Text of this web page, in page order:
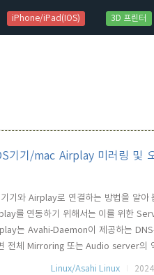
iPhone/iPad(IOS) 3D 프린터
기기/mac Airplay 미러링 및
기와 Airplay로 연결하는 방법을 알아
를 연동하기 위해서는 이를 위한
는 Avahi-Daemon이 제공하는
체 Mirroring 또는 Audio server의 역
이 기본적으로 활성화되어 동작하기
Linux/Asahi Linux